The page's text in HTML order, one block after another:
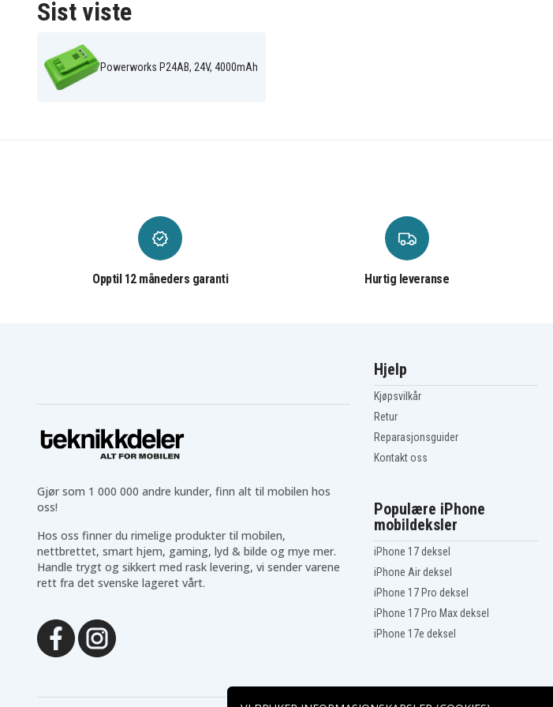
Sist viste
Powerworks P24AB, 24V, 4000mAh
Opptil 12 måneders garanti Hurtig leveranse
Gjør som 1 000 000 andre kunder, finn alt til mobilen hos
oss!
Hos oss finner du rimelige produkter til mobilen,
nettbrettet, smart hjem, gaming, lyd & bilde og mye mer.
Handle trygt og sikkert med rask levering, vi sender varene
rett fra det svenske lageret vårt.
Hjelp
Kjøpsvilkår
Retur
Reparasjonsguider
Kontakt oss
Populære iPhone
mobildeksler
iPhone 17 deksel
iPhone Air deksel
iPhone 17 Pro deksel
iPhone 17 Pro Max deksel
iPhone 17e deksel